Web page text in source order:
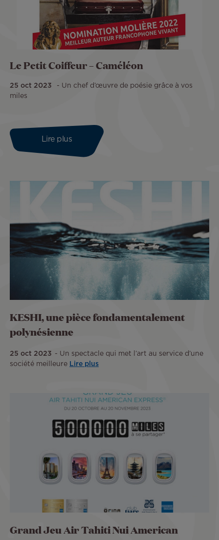
Le Petit Coiffeur – Caméléon
25 oct 2023
Un chef d’œuvre de poésie grâce à vos
miles
Lire plus
KESHI, une pièce fondamentalement
polynésienne
25 oct 2023
Un spectacle qui met l’art au service d’une
société meilleure Lire plus
Grand Jeu Air Tahiti Nui American